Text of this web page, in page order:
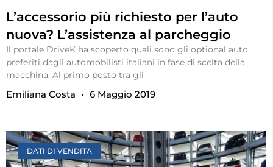
L’accessorio più richiesto per l’auto
nuova? L’assistenza al parcheggio
Il portale DriveK ha scoperto quali sono gli optional auto
preferiti dagli automobilisti italiani in fase di scelta della
macchina. Al primo posto tra gli
Emiliana Costa 6 Maggio 2019
DATI DI VENDITA